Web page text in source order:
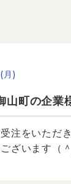
)
山町の企業
注をいただ
ざいます（＾